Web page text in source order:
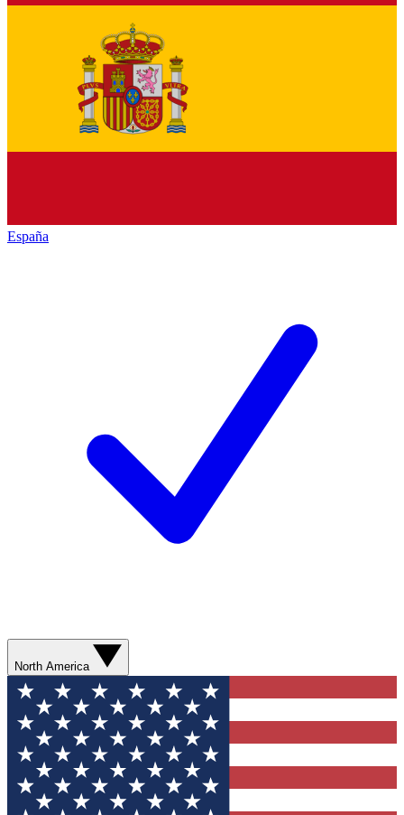
España
North America